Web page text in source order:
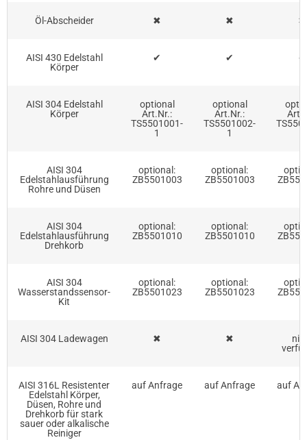
Öl-Abscheider ✖ ✖ ✖
AISI 430 Edelstahl
Körper
✔ ✔ ✔
AISI 304 Edelstahl
Körper
optional
Art.Nr.:
TS5501001-
1
optional
Art.Nr.:
TS5501002-
1
AISI 304
Edelstahlausführung
Rohre und Düsen
optional:
ZB5501003
optional:
ZB5501003
AISI 304
Edelstahlausführung
Drehkorb
optional:
ZB5501010
optional:
ZB5501010
AISI 304
Wasserstandssensor-
Kit
optional:
ZB5501023
optional:
ZB5501023
AISI 304 Ladewagen ✖ ✖
AISI 316L Resistenter
Edelstahl Körper,
Düsen, Rohre und
Drehkorb für stark
sauer oder alkalische
Reiniger
auf Anfrage auf Anfrage auf